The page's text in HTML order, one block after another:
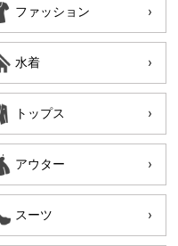
ファッション
水着
トップス
アウター
スーツ